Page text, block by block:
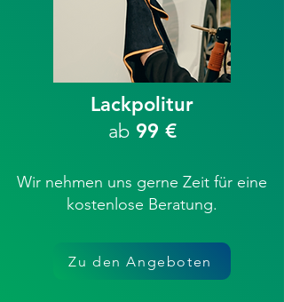
Lackpolitur
ab99 €
Wir nehmen uns gerne Zeit für eine
kostenlose Beratung.
Zu den Angeboten